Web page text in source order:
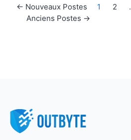
Pagination des
← Nouveaux Postes 1 2
Anciens Postes →